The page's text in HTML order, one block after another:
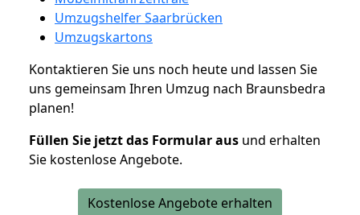
Umzugshelfer Saarbrücken
Umzugskartons
Kontaktieren Sie uns noch heute und lassen Sie
uns gemeinsam Ihren Umzug nach Braunsbedra
planen!
Füllen Sie jetzt das Formular aus und erhalten
Sie kostenlose Angebote.
Kostenlose Angebote erhalten